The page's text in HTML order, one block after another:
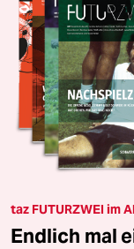
taz FUTURZWEI im
Endlich mal